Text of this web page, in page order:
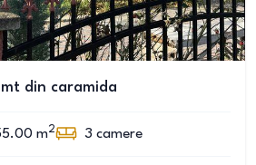
din caramida
m2 3 camere